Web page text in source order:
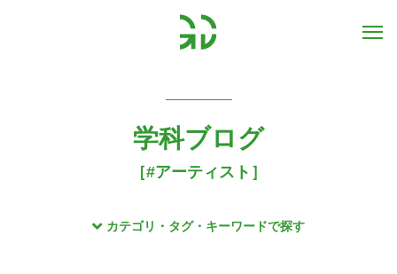
学科ブログ
［#アーティスト］
カテゴリ・タグ・キーワードで探す